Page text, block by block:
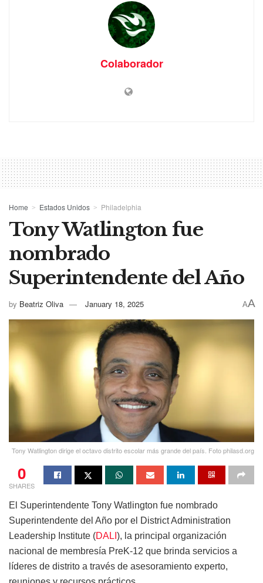
Colaborador
Home Estados Unidos Philadelphia
Tony Watlington fue
nombrado
Superintendente del Año
by Beatriz Oliva January 18, 2025 AA
Tony Watlington dirige el octavo distrito escolar más grande del país. Foto philasd.org
0
SHARES
El Superintendente Tony Watlington fue nombrado
Superintendente del Año por el District Administration
Leadership Institute (DALI ), la principal organización
nacional de membresía PreK-12 que brinda servicios a
líderes de distrito a través de asesoramiento experto,